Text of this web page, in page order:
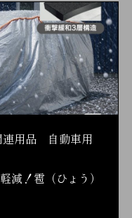
連用品 自動車用
減！雹（ひょう）